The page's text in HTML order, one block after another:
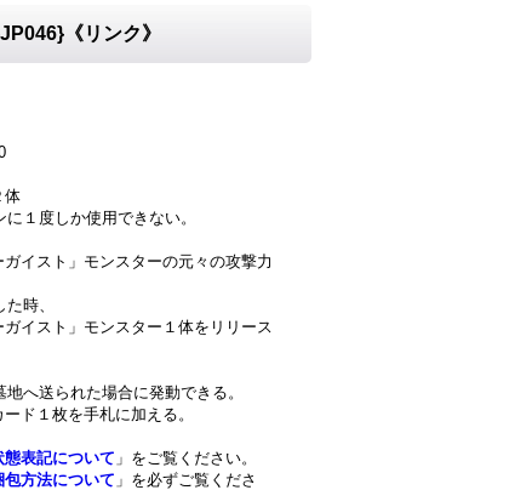
《リンク》
体
１度しか使用できない。
イスト」モンスターの元々の攻撃力
時、
イスト」モンスター１体をリリース
へ送られた場合に発動できる。
ド１枚を手札に加える。
態表記について 」をご覧ください。
包方法について 」を必ずご覧くださ